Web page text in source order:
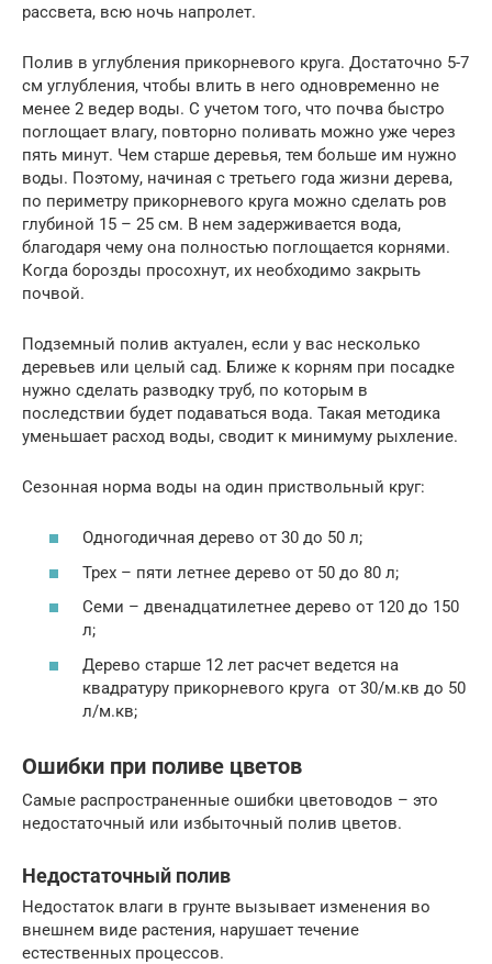
рассвета, всю ночь напролет.
Полив в углубления прикорневого круга. Достаточно 5-7
см углубления, чтобы влить в него одновременно не
менее 2 ведер воды. С учетом того, что почва быстро
поглощает влагу, повторно поливать можно уже через
пять минут. Чем старше деревья, тем больше им нужно
воды. Поэтому, начиная с третьего года жизни дерева,
по периметру прикорневого круга можно сделать ров
глубиной 15 – 25 см. В нем задерживается вода,
благодаря чему она полностью поглощается корнями.
Когда борозды просохнут, их необходимо закрыть
почвой.
Подземный полив актуален, если у вас несколько
деревьев или целый сад. Ближе к корням при посадке
нужно сделать разводку труб, по которым в
последствии будет подаваться вода. Такая методика
уменьшает расход воды, сводит к минимуму рыхление.
Сезонная норма воды на один приствольный круг:
Одногодичная дерево от 30 до 50 л;
Трех – пяти летнее дерево от 50 до 80 л;
Семи – двенадцатилетнее дерево от 120 до 150
л;
Дерево старше 12 лет расчет ведется на
квадратуру прикорневого круга от 30/м.кв до 50
л/м.кв;
Ошибки при поливе цветов
Самые распространенные ошибки цветоводов – это
недостаточный или избыточный полив цветов.
Недостаточный полив
Недостаток влаги в грунте вызывает изменения во
внешнем виде растения, нарушает течение
естественных процессов.